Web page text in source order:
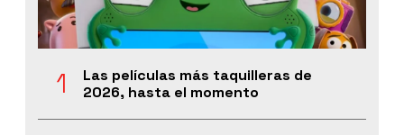
Las películas más taquilleras de
2026, hasta el momento